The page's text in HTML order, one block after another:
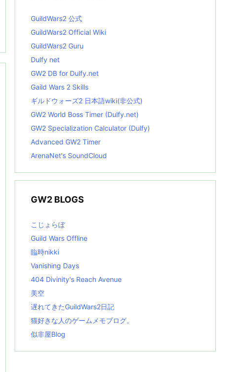
GuildWars2 公式
GuildWars2 Official Wiki
GuildWars2 Guru
Dulfy net
GW2 DB for Dulfy.net
Gaild Wars 2 Skills
ギルドウォーズ2 日本語wiki(非公式)
GW2 World Boss Timer (Dulfy.net)
GW2 Specialization Calculator (Dulfy)
Advanced GW2 Timer
ArenaNet's SoundCloud
GW2 BLOGS
こじょらぼ
Guild Wars Offline
臨時nikki
Vanishing Days
404 Divinity's Reach Avenue
美空
遅れてきたGuildWars2日記
猫好きな人のゲームメモブログ。
似非屋Blog